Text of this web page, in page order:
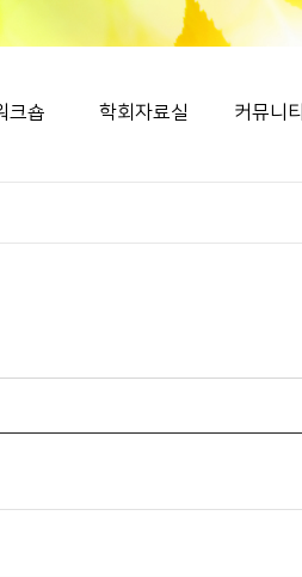
크숍 학회자료실 커뮤니티